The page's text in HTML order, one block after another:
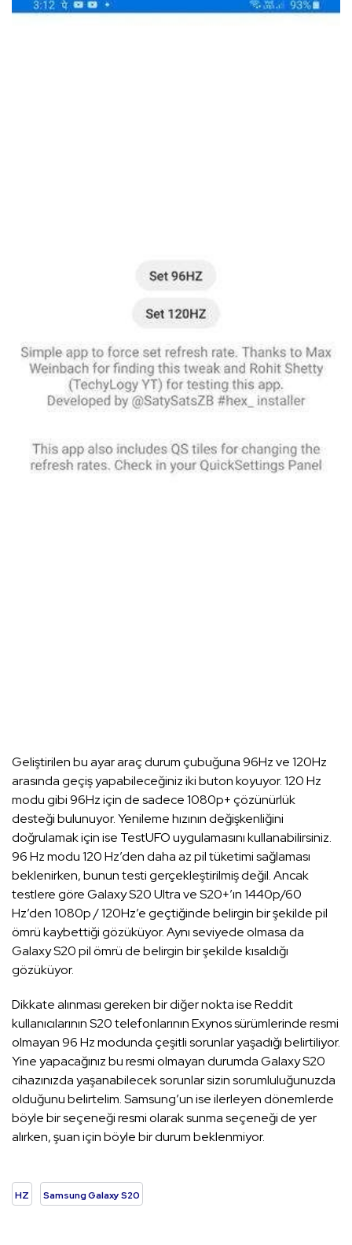
Geliştirilen bu ayar araç durum çubuğuna 96Hz ve 120Hz
arasında geçiş yapabileceğiniz iki buton koyuyor. 120 Hz
modu gibi 96Hz için de sadece 1080p+ çözünürlük
desteği bulunuyor. Yenileme hızının değişkenliğini
doğrulamak için ise TestUFO uygulamasını kullanabilirsiniz.
96 Hz modu 120 Hz’den daha az pil tüketimi sağlaması
beklenirken, bunun testi gerçekleştirilmiş değil. Ancak
testlere göre Galaxy S20 Ultra ve S20+’ın 1440p/60
Hz’den 1080p / 120Hz’e geçtiğinde belirgin bir şekilde pil
ömrü kaybettiği gözüküyor. Aynı seviyede olmasa da
Galaxy S20 pil ömrü de belirgin bir şekilde kısaldığı
gözüküyor.
Dikkate alınması gereken bir diğer nokta ise Reddit
kullanıcılarının S20 telefonlarının Exynos sürümlerinde resmi
olmayan 96 Hz modunda çeşitli sorunlar yaşadığı belirtiliyor.
Yine yapacağınız bu resmi olmayan durumda Galaxy S20
cihazınızda yaşanabilecek sorunlar sizin sorumluluğunuzda
olduğunu belirtelim. Samsung’un ise ilerleyen dönemlerde
böyle bir seçeneği resmi olarak sunma seçeneği de yer
alırken, şuan için böyle bir durum beklenmiyor.
HZ Samsung Galaxy S20